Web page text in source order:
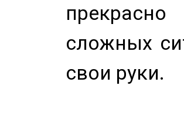
сложных
свои руки.